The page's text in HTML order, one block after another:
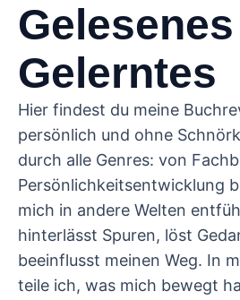
Gelerntes
Hier findest du meine
persönlich und ohne
durch alle Genres: von
Persönlichkeitsentwicklung
mich in andere Welten
hinterlässt Spuren, löst
beeinflusst meinen Weg. In
teile ich, was mich bewegt